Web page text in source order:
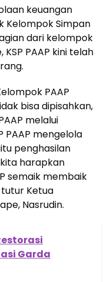
keuangan
Kelompok Simpan
dari kelompok
PAAP kini telah
PAAP
bisa dipisahkan,
melalui
PAAP mengelola
penghasilan
harapkan
semaik membaik
tutur Ketua
Nasrudin.
Garda